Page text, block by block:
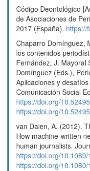
Código Deontológico
de Asociaciones de
2017 (España). https://
Chaparro Domínguez,
los contenidos
Fernández, J. Mayoral
Domínguez (Eds.),
Aplicaciones y
Comunicación Social
https://doi.org/
https://doi.org/
van Dalen, A. (2012).
How machine-written
human journalists.
https://doi.org/
https://doi.org/